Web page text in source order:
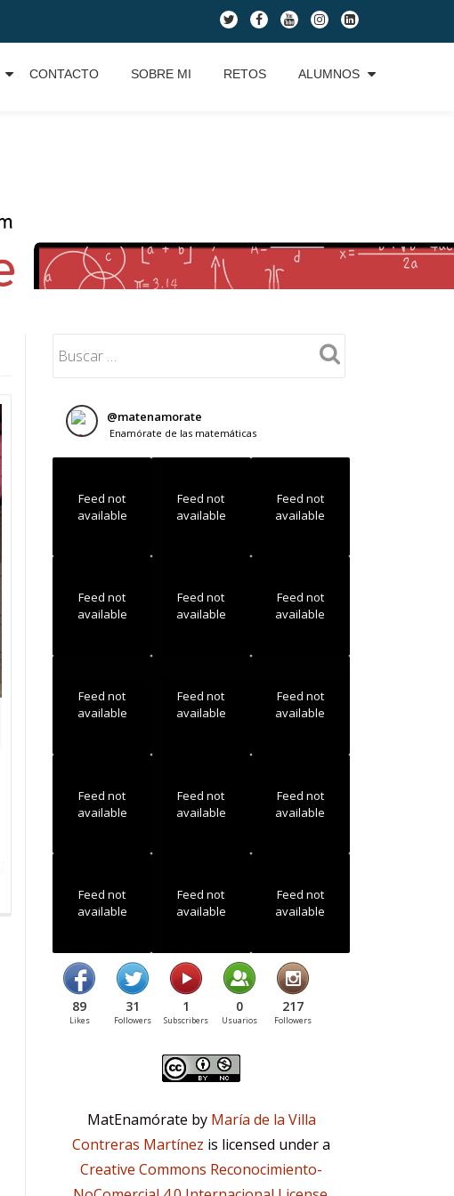
fa-
twitter
fa-
facebook
fa-
youtube
fa-
instagram
fa-
linkedin-
square
CONTACTO SOBRE MI RETOS ALUMNOS
@matenamorate
Enamórate de las matemáticas
Feed not
available
Feed not
available
Feed not
available
Feed not
available
Feed not
available
Feed not
available
Feed not
available
Feed not
available
Feed not
available
Feed not
available
Feed not
available
Feed not
available
Feed not
available
Feed not
available
Feed not
available
89
Likes
31
Followers
1
Subscribers
0
Usuarios
217
Followers
MatEnamórate by María de la Villa
Contreras Martínez is licensed under a
Creative Commons Reconocimiento-